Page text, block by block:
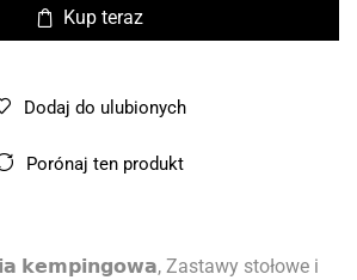
Kup teraz
Dodaj do ulubionych
Porónaj ten produkt
𝗸𝗲𝗺𝗽𝗶𝗻𝗴𝗼𝘄𝗮, Zastawy stołowe i